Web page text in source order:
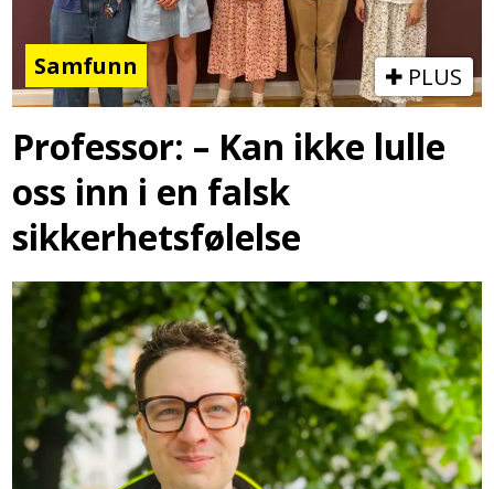
Samfunn PLUS
Professor: – Kan ikke lulle
oss inn i en falsk
sikkerhetsfølelse